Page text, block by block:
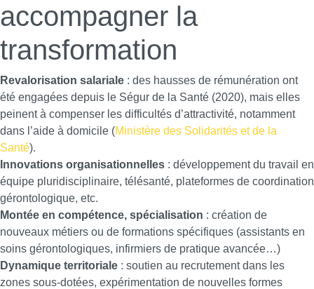
accompagner la
transformation
Revalorisation salariale : des hausses de rémunération ont
été engagées depuis le Ségur de la Santé (2020), mais elles
peinent à compenser les difficultés d’attractivité, notamment
dans l’aide à domicile (Ministère des Solidarités et de la
Santé).
Innovations organisationnelles : développement du travail en
équipe pluridisciplinaire, télésanté, plateformes de coordination
gérontologique, etc.
Montée en compétence, spécialisation : création de
nouveaux métiers ou de formations spécifiques (assistants en
soins gérontologiques, infirmiers de pratique avancée…)
Dynamique territoriale : soutien au recrutement dans les
zones sous-dotées, expérimentation de nouvelles formes